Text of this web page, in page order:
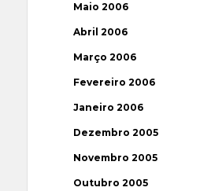
Maio 2006
Abril 2006
Março 2006
Fevereiro 2006
Janeiro 2006
Dezembro 2005
Novembro 2005
Outubro 2005